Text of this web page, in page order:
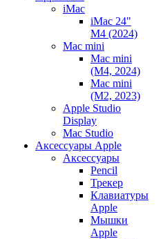
iMac
iMac 24"
M4 (2024)
Mac mini
Mac mini
(M4, 2024)
Mac mini
(M2, 2023)
Apple Studio
Display
Mac Studio
Аксессуары Apple
Аксессуары
Pencil
Трекер
Клавиатуры
Apple
Мышки
Apple